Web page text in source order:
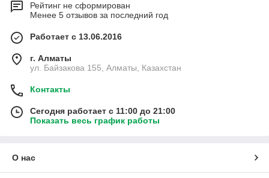
Рейтинг не сформирован
Менее 5 отзывов за последний год
Работает с 13.06.2016
г. Алматы
ул. Байзакова 155, Алматы, Казахстан
Контакты
Сегодня работает с 11:00 до 21:00
Показать весь график работы
О нас